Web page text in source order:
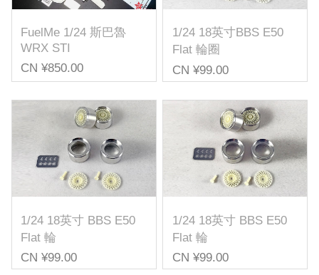
FuelMe 1/24 斯巴魯
WRX STI
CN ¥850.00
1/24 18英寸BBS E50
Flat 輪圈
CN ¥99.00
1/24 18英寸 BBS E50
Flat 輪
CN ¥99.00
1/24 18英寸 BBS E50
Flat 輪
CN ¥99.00